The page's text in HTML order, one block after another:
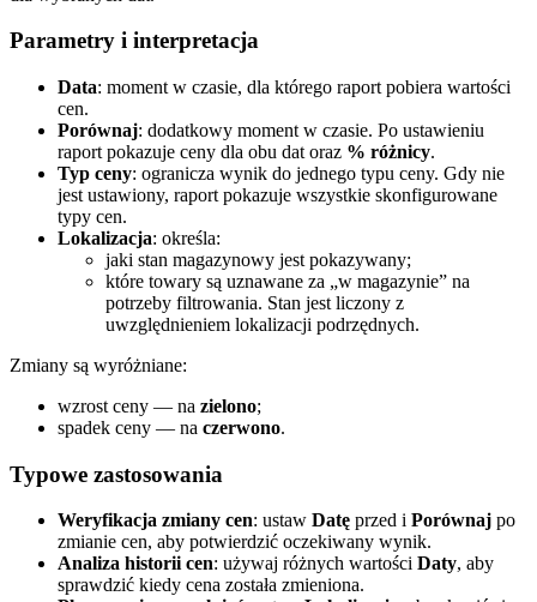
Parametry i interpretacja
Data: moment w czasie, dla którego raport pobiera wartości
cen.
Porównaj: dodatkowy moment w czasie. Po ustawieniu
raport pokazuje ceny dla obu dat oraz % różnicy.
Typ ceny: ogranicza wynik do jednego typu ceny. Gdy nie
jest ustawiony, raport pokazuje wszystkie skonfigurowane
typy cen.
Lokalizacja: określa:
jaki stan magazynowy jest pokazywany;
które towary są uznawane za „w magazynie” na
potrzeby filtrowania. Stan jest liczony z
uwzględnieniem lokalizacji podrzędnych.
Zmiany są wyróżniane:
wzrost ceny — na zielono;
spadek ceny — na czerwono.
Typowe zastosowania
Weryfikacja zmiany cen: ustaw Datę przed i Porównaj po
zmianie cen, aby potwierdzić oczekiwany wynik.
Analiza historii cen: używaj różnych wartości Daty, aby
sprawdzić kiedy cena została zmieniona.